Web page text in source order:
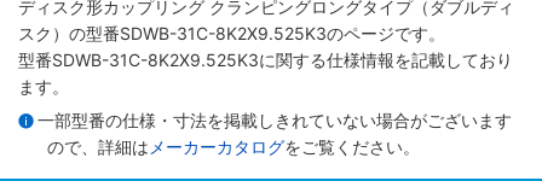
ディスク形カップリング クランピングロングタイプ（ダブルディ
スク） の型番SDWB-31C-8K2X9.525K3のページです。
型番SDWB-31C-8K2X9.525K3に関する仕様情報を記載しており
ます。
一部型番の仕様・寸法を掲載しきれていない場合がございます
ので、詳細は メーカーカタログをご覧ください。